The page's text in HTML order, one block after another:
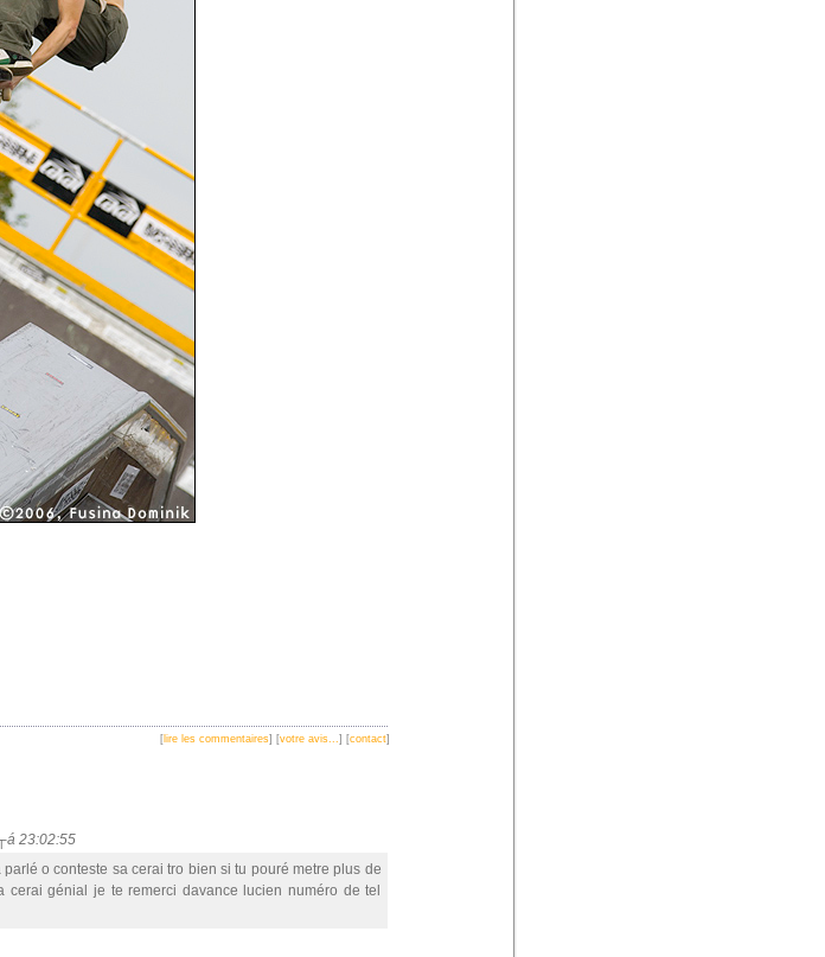
[lire les commentaires] [votre avis...] [contact]
23:02:55
o conteste sa cerai tro bien si tu pouré metre plus de
génial je te remerci davance lucien numéro de tel